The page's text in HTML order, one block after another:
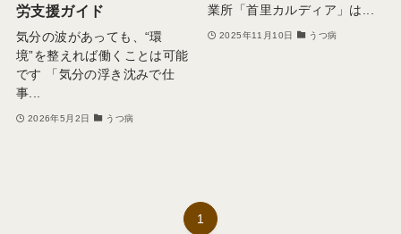
労支援ガイド
気分の波があっても、“環
境”を整えれば働くことは可能
です 「気分の浮き沈みで仕
事...
2026年5月2日 うつ病
業所「首里カルディア」は...
2025年11月10日 うつ病
1